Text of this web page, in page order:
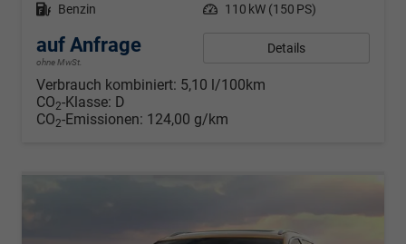
Kraftstoff Benzin Leistung 110 kW (150 PS)
auf Anfrage
ohne MwSt.
Details
Verbrauch kombiniert: 5,10 l/100km
CO2-Klasse: D
CO2-Emissionen: 124,00 g/km